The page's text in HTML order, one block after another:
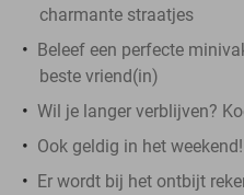
charmante straatjes
Beleef een perfecte
beste vriend(in)
Wil je langer verblijven?
Ook geldig in het weekend!
Er wordt bij het ontbijt